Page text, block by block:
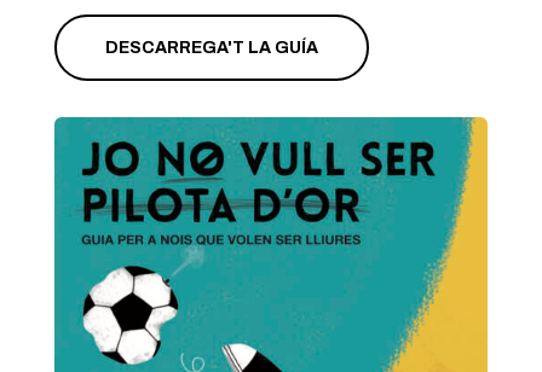
DESCARREGA'T LA GUÍA